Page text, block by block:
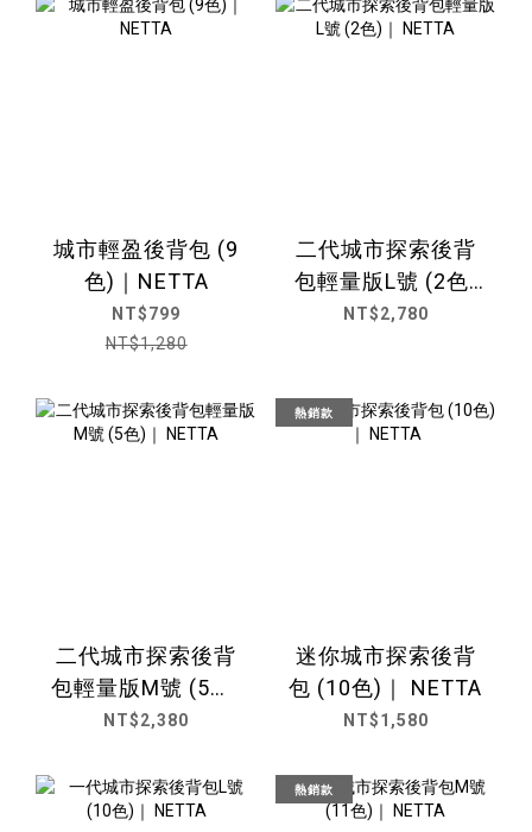
城市輕盈後背包 (9
色)｜NETTA
NT$799
NT$1,280
二代城市探索後背
包輕量版L號 (2色)
｜ NETTA
NT$2,780
二代城市探索後背
包輕量版M號 (5色)
｜ NETTA
NT$2,380
熱銷款
迷你城市探索後背
包 (10色)｜ NETTA
NT$1,580
熱銷款